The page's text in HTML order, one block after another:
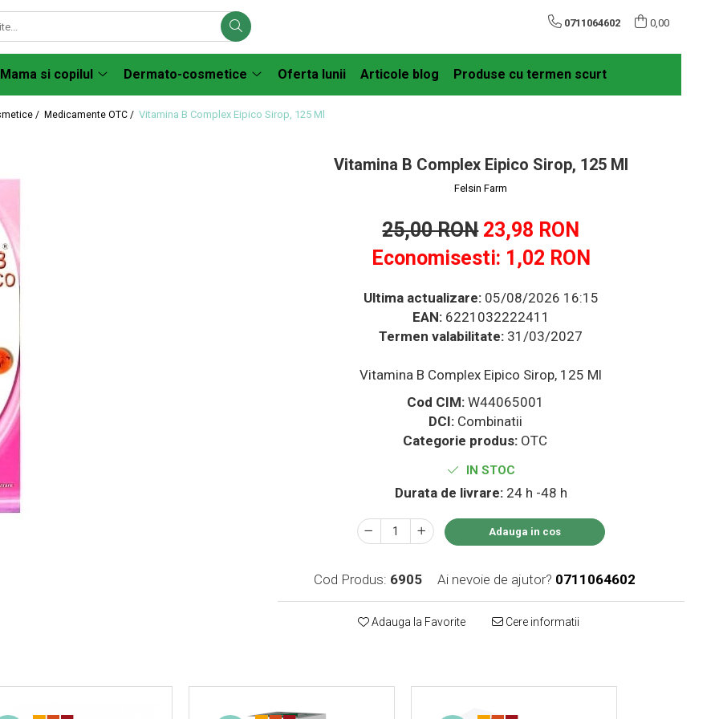
0711064602 0,00
Mama si copilul Dermato-cosmetice Oferta lunii Articole blog Produse cu termen scurt
/ Medicamente OTC / Vitamina B Complex Eipico Sirop, 125 Ml
Vitamina B Complex Eipico Sirop, 125 Ml
Felsin Farm
25,00 RON 23,98 RON
Economisesti: 1,02 RON
Ultima actualizare:05/08/2026 16:15
EAN:6221032222411
Termen valabilitate: 31/03/2027
Vitamina B Complex Eipico Sirop, 125 Ml
Cod CIM: W44065001
DCI: Combinatii
Categorie produs: OTC
IN STOC
Durata de livrare:24 h -48 h
Adauga in cos
Cod Produs: 6905 Ai nevoie de ajutor? 0711064602
Adauga la Favorite Cere informatii